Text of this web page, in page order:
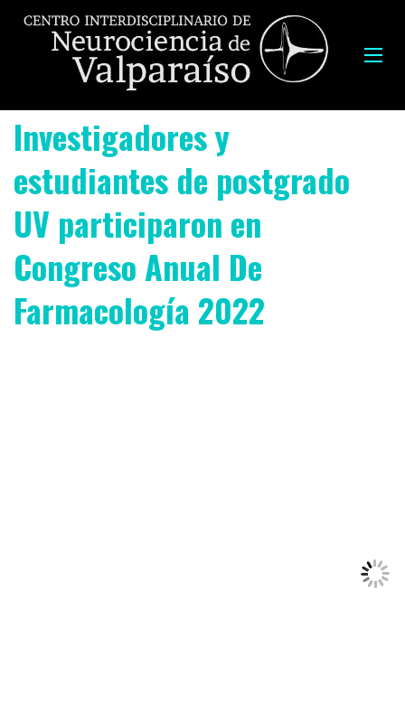
Investigadores y
estudiantes de postgrado
UV participaron en
Congreso Anual De
Farmacología 2022